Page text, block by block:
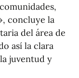
concluye la
del área de
así la clara
juventud y